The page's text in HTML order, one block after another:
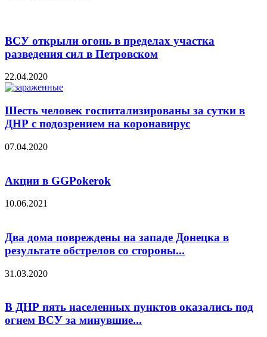
ВСУ открыли огонь в пределах участка
разведения сил в Петровском
22.04.2020
Шесть человек госпитализированы за сутки в
ДНР с подозрением на коронавирус
07.04.2020
Акции в GGPokerok
10.06.2021
Два дома повреждены на западе Донецка в
результате обстрелов со стороны...
31.03.2020
В ДНР пять населенных пунктов оказались под
огнем ВСУ за минувшие...